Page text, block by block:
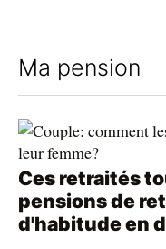
Ma pension
Ces retraités
pensions de
d'habitude en